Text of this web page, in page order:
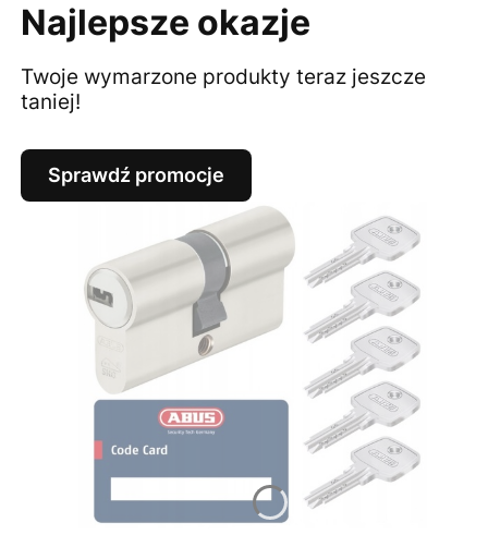
Najlepsze okazje
Twoje wymarzone produkty teraz jeszcze
taniej!
Sprawdź promocje